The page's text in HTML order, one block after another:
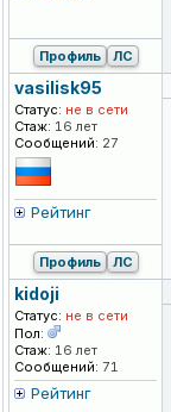
Профиль ЛС
vasilisk95
Статус: не в сети
Стаж: 16 лет
Сообщений: 27
Рейтинг
Профиль ЛС
kidoji
Статус: не в сети
Пол:
Стаж: 16 лет
Сообщений: 71
Рейтинг